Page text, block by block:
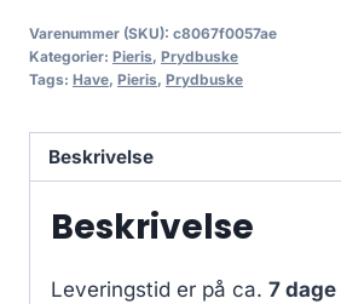
Varenummer (SKU): c8067f0057ae
Kategorier: Pieris, Prydbuske
Tags: Have, Pieris, Prydbuske
Beskrivelse
Beskrivelse
Leveringstid er på ca. 7 dage